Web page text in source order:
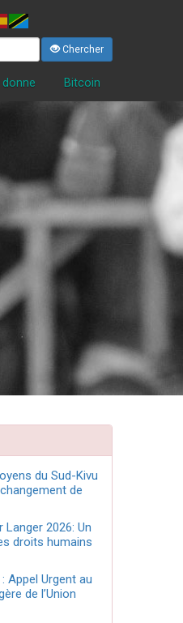
Chercher
donne Bitcoin
du Sud-Kivu
de
Langer 2026: Un
droits humains
Appel Urgent au
de l’Union